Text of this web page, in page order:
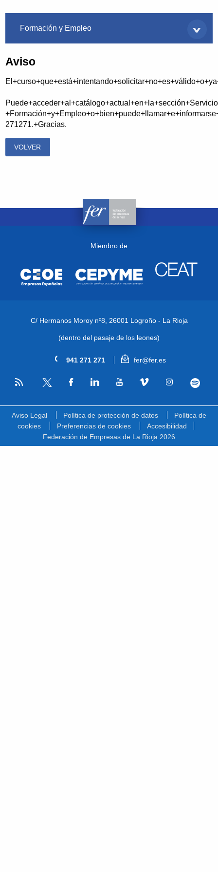
Formación y Empleo
Aviso
271271.+Gracias.
VOLVER
Miembro de
C/ Hermanos Moroy nº8, 26001 Logroño - La Rioja
(dentro del pasaje de los leones)
941 271 271 fer@fer.es
RSS
Aviso Legal Política de protección de datos
Política de
cookies
Preferencias de cookies
Accesibilidad
Federación de Empresas de La Rioja 2026